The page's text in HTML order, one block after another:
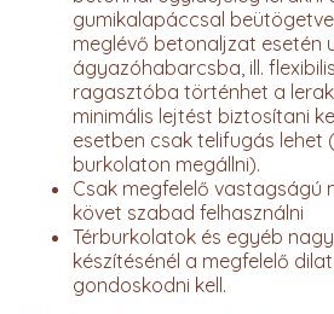
gumikalapáccsal
meglévő betonaljzat esetén
ágyazóhabarcsba, ill.
ragasztóba történhet a
minimális lejtést biztosítani
esetben csak telifugás lehet
burkolaton megállni).
Csak megfelelő vastagságú
követ szabad felhasználni
Térburkolatok és egyéb
készítésénél a megfelelő
gondoskodni kell.